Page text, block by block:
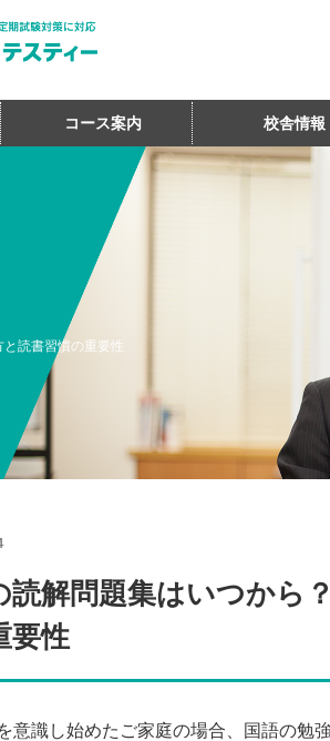
コース案内 校舎情報
読書習慣の重要性
読解問題集はいつから
要性
意識し始めたご家庭の場合、国語の勉